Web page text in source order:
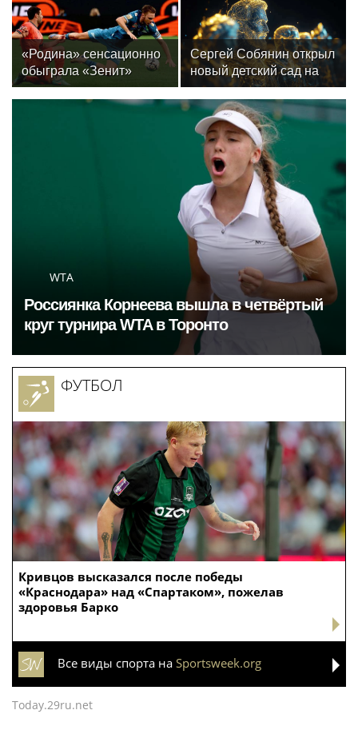
забыли
матча с «Краснодаром»
«Родина» сенсационно
обыграла «Зенит»
и одержала первую
победу в РПЛ
Сергей Собянин открыл
новый детский сад на
300 мест в Москве
WTA
Россиянка Корнеева вышла в четвёртый
круг турнира WTA в Торонто
Кривцов высказался после победы
«Краснодара» над «Спартаком», пожелав
здоровья Барко
ФУТБОЛ
Все виды спорта на Sportsweek.org
Today.29ru.net